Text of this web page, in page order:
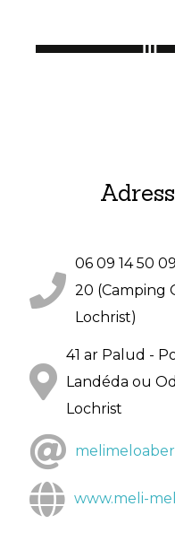
06 09 14 50
20 (Camping
Lochrist)
41 ar Palud -
Landéda ou
Lochrist
www.meli-